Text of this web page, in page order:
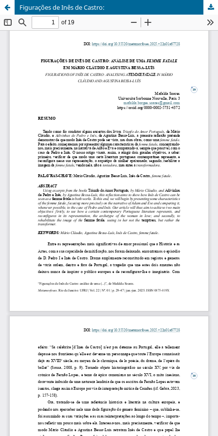
Figurações de Inês de Castro: